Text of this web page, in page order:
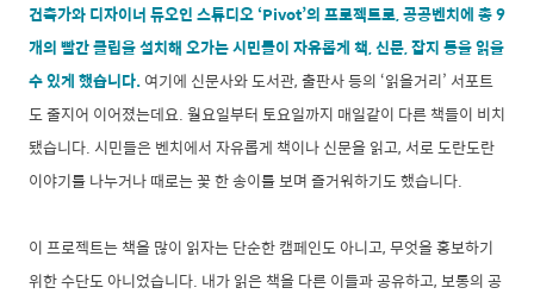
건축가와 디자이너 듀오인 스튜디오 ‘Pivot’의 프로젝트로, 공공벤치에 총 9
개의 빨간 클립을 설치해 오가는 시민들이 자유롭게 책, 신문, 잡지 등을 읽을
수 있게 했습니다.여기에 신문사와 도서관, 출판사 등의 ‘읽을거리’ 서포트
도 줄지어 이어졌는데요. 월요일부터 토요일까지 매일같이 다른 책들이 비치
됐습니다. 시민들은 벤치에서 자유롭게 책이나 신문을 읽고, 서로 도란도란
이야기를 나누거나 때로는 꽃 한 송이를 보며 즐거워하기도 했습니다.
이 프로젝트는 책을 많이 읽자는 단순한 캠페인도 아니고, 무엇을 홍보하기
위한 수단도 아니었습니다. 내가 읽은 책을 다른 이들과 공유하고, 보통의 공